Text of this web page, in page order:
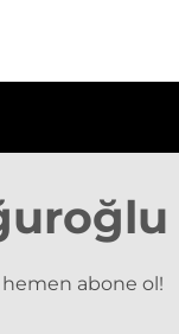
hemen abone ol!